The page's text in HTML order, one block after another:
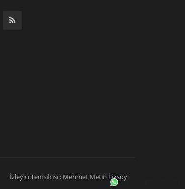
Whatsapp iletişim
İzleyici Temsilcisi : Mehmet Metin İliksoy